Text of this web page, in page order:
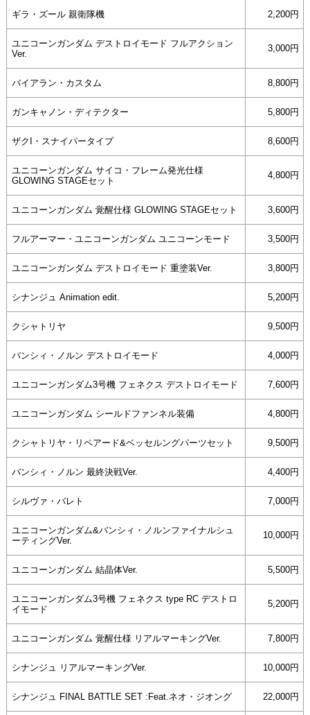
ギラ・ズール 親衛隊機 2,200円
ユニコーンガンダム デストロイモード フルアクション
Ver.
3,000円
バイアラン・カスタム 8,800円
ガンキャノン・ディテクター 5,800円
ザクI・スナイパータイプ 8,600円
ユニコーンガンダム サイコ・フレーム発光仕様
GLOWING STAGEセット
4,800円
ユニコーンガンダム 覚醒仕様 GLOWING STAGEセット 3,600円
フルアーマー・ユニコーンガンダム ユニコーンモード 3,500円
ユニコーンガンダム デストロイモード 重塗装Ver. 3,800円
シナンジュ Animation edit. 5,200円
クシャトリヤ 9,500円
バンシィ・ノルン デストロイモード 4,000円
ユニコーンガンダム3号機 フェネクス デストロイモード 7,600円
ユニコーンガンダム シールドファンネル装備 4,800円
クシャトリヤ・リペアード&ベッセルングパーツセット 9,500円
バンシィ・ノルン 最終決戦Ver. 4,400円
シルヴァ・バレト 7,000円
ユニコーンガンダム&バンシィ・ノルンファイナルシュ
ーティングVer.
10,000円
ユニコーンガンダム 結晶体Ver. 5,500円
ユニコーンガンダム3号機 フェネクス type RC デストロ
イモード
5,200円
ユニコーンガンダム 覚醒仕様 リアルマーキングVer. 7,800円
シナンジュ リアルマーキングVer. 10,000円
シナンジュ FINAL BATTLE SET :Feat.ネオ・ジオング 22,000円